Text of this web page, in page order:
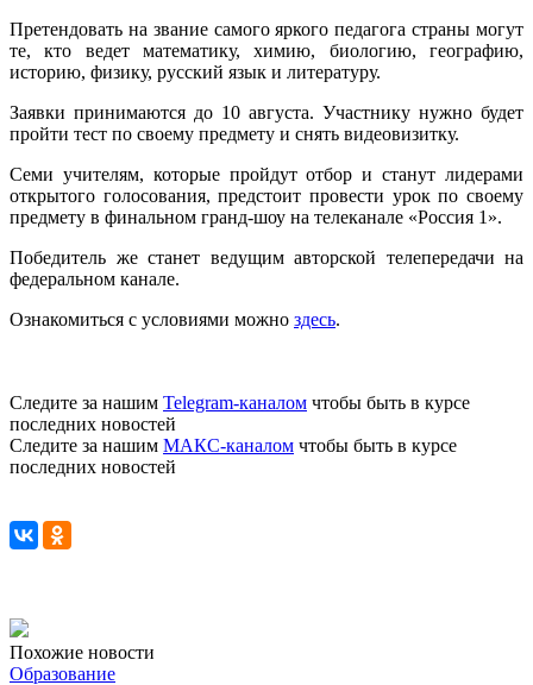
Претендовать на звание самого яркого педагога страны могут
те, кто ведет математику, химию, биологию, географию,
историю, физику, русский язык и литературу.
Заявки принимаются до 10 августа. Участнику нужно будет
пройти тест по своему предмету и снять видеовизитку.
Семи учителям, которые пройдут отбор и станут лидерами
открытого голосования, предстоит провести урок по своему
предмету в финальном гранд-шоу на телеканале «Россия 1».
Победитель же станет ведущим авторской телепередачи на
федеральном канале.
Ознакомиться с условиями можно здесь.
Следите за нашим Telegram-каналом чтобы быть в курсе
последних новостей
Следите за нашим МАКС-каналом чтобы быть в курсе
последних новостей
Похожие новости
Образование